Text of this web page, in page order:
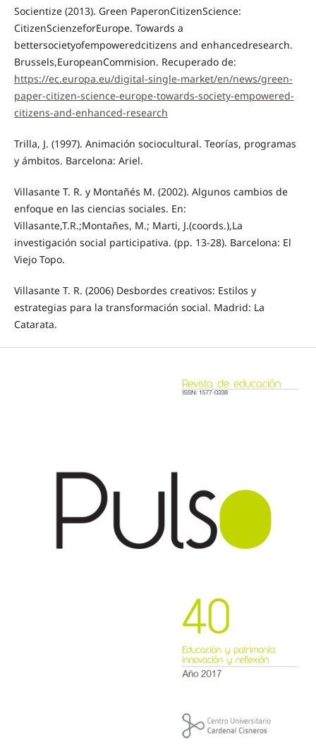
Socientize (2013). Green PaperonCitizenScience:
CitizenScienzeforEurope. Towards a
bettersocietyofempoweredcitizens and enhancedresearch.
Brussels,EuropeanCommision. Recuperado de:
https://ec.europa.eu/digital-single-market/en/news/green-
paper-citizen-science-europe-towards-society-empowered-
citizens-and-enhanced-research
Trilla, J. (1997). Animación sociocultural. Teorías, programas
y ámbitos. Barcelona: Ariel.
Villasante T. R. y Montañés M. (2002). Algunos cambios de
enfoque en las ciencias sociales. En:
Villasante,T.R.;Montañes, M.; Marti, J.(coords.),La
investigación social participativa. (pp. 13-28). Barcelona: El
Viejo Topo.
Villasante T. R. (2006) Desbordes creativos: Estilos y
estrategias para la transformación social. Madrid: La
Catarata.